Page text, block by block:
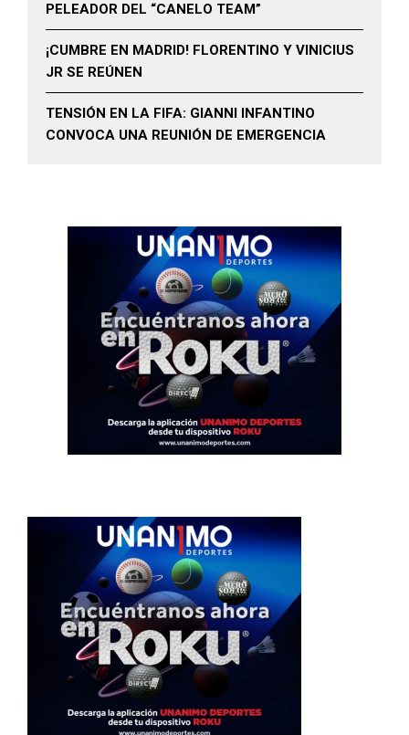
PELEADOR DEL “CANELO TEAM”
¡CUMBRE EN MADRID! FLORENTINO Y VINICIUS
JR SE REÚNEN
TENSIÓN EN LA FIFA: GIANNI INFANTINO
CONVOCA UNA REUNIÓN DE EMERGENCIA